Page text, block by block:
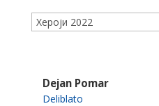
Dejan Pomar
Deliblato